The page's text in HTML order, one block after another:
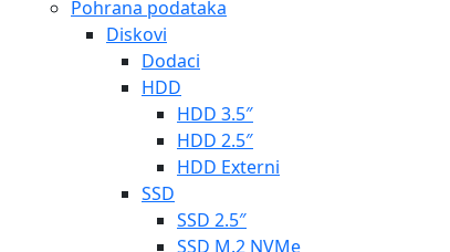
Pohrana podataka
Diskovi
Dodaci
HDD
HDD 3.5″
HDD 2.5″
HDD Externi
SSD
SSD 2.5″
SSD M.2 NVMe